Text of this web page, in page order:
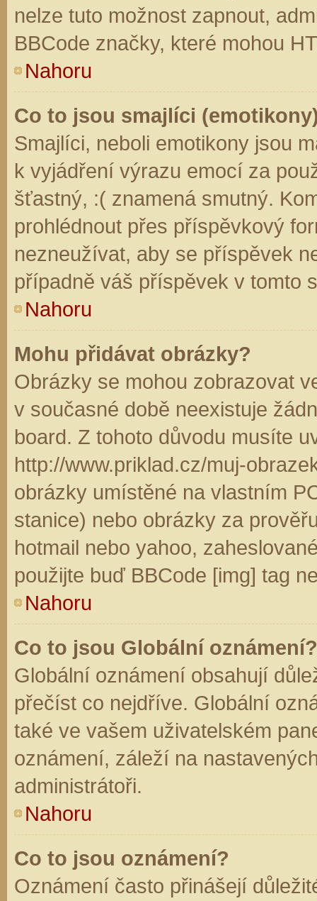
nelze tuto možnost zapnout,
BBCode značky, které mohou
Nahoru
Co to jsou smajlíci
Smajlíci, neboli emotikony jsou
k vyjádření výrazu emocí za
šťastný, :( znamená smutný.
prohlédnout přes příspěvkový
nezneužívat, aby se příspěvek
případně váš příspěvek v tomto
Nahoru
Mohu přidávat obrázky?
Obrázky se mohou zobrazovat
v současné době neexistuje
board. Z tohoto důvodu musíte
http://www.priklad.cz/muj-
obrázky umístěné na vlastním
stanice) nebo obrázky za
hotmail nebo yahoo,
použijte buď BBCode [img] tag
Nahoru
Co to jsou Globální oznámení?
Globální oznámení obsahují
přečíst co nejdříve. Globální
také ve vašem uživatelském
oznámení, záleží na
administrátoři.
Nahoru
Co to jsou oznámení?
Oznámení často přinášejí